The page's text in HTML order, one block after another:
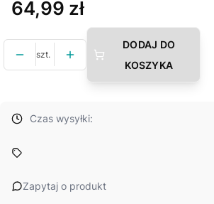
Cena
64,99 zł
szt.
DODAJ DO
KOSZYKA
Czas wysyłki:
Zapytaj o produkt